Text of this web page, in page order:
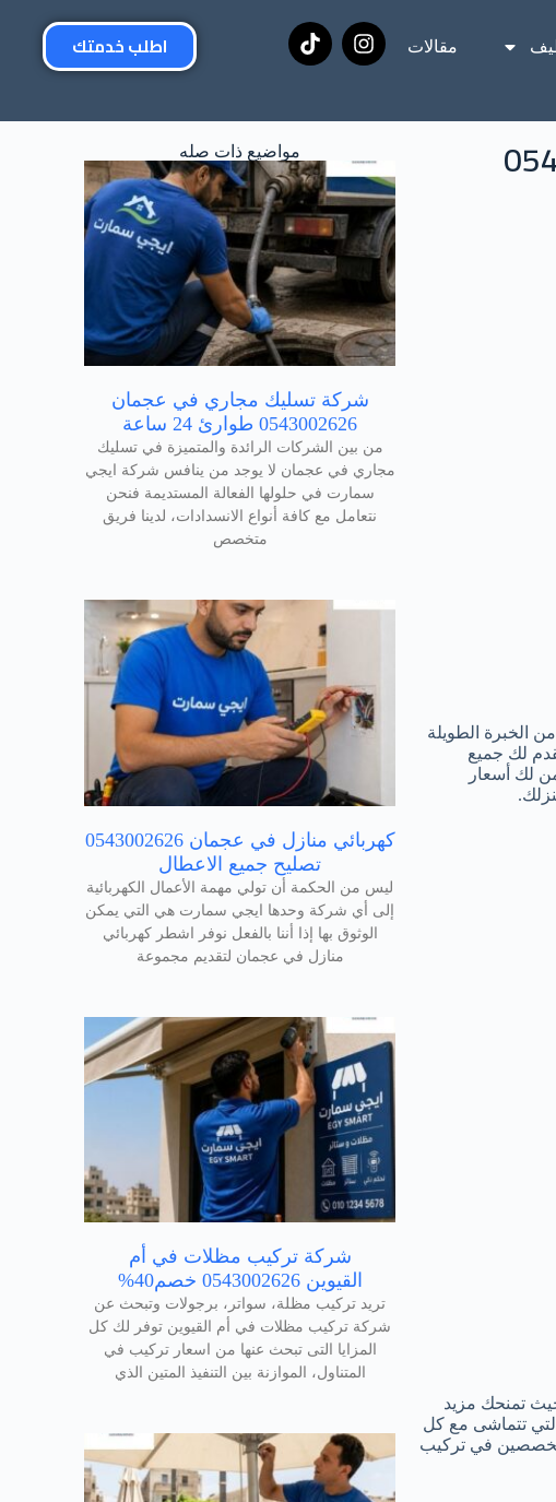
مقالات اطلب خدمتك
مواضيع ذات صله
شركة تسليك مجاري في عجمان
0543002626 طوارئ 24 ساعة
من بين الشركات الرائدة والمتميزة في تسليك
مجاري في عجمان لا يوجد من ينافس شركة ايجي
سمارت في حلولها الفعالة المستديمة فنحن
نتعامل مع كافة أنواع الانسدادات، لدينا فريق
متخصص
كهربائي منازل في عجمان 0543002626
تصليح جميع الاعطال
ليس من الحكمة أن تولي مهمة الأعمال الكهربائية
إلى أي شركة وحدها ايجي سمارت هي التي يمكن
الوثوق بها إذا أننا بالفعل نوفر اشطر كهربائي
منازل في عجمان لتقديم مجموعة
شركة تركيب مظلات في أم
القيوين 0543002626 خصم40%
تريد تركيب مظلة، سواتر، برجولات وتبحث عن
شركة تركيب مظلات في أم القيوين توفر لك كل
المزايا التى تبحث عنها من اسعار تركيب في
المتناول، الموازنة بين التنفيذ المتين الذي
الخبرة الطويلة
لك جميع
لك أسعار
تمنحك مزيد
تتماشى مع كل
في تركيب